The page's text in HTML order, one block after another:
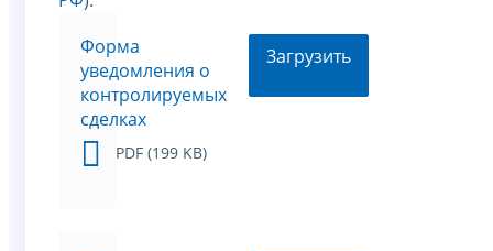
Форма
уведомления о
контролируемых
сделках
PDF (199 KB)
Загрузить